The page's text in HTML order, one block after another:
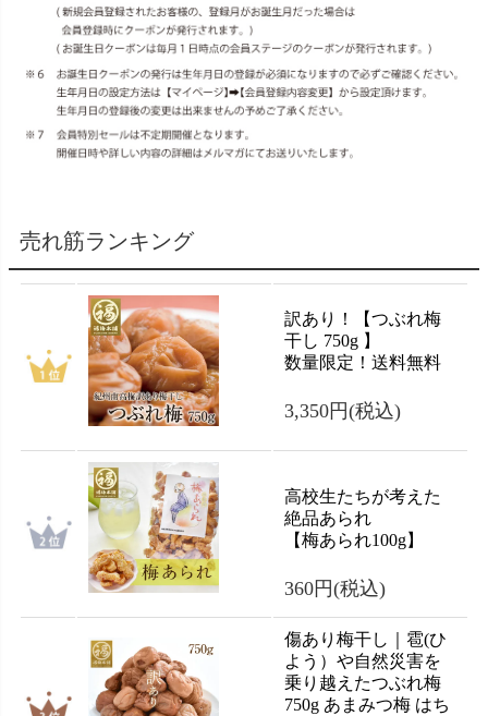
売れ筋ランキング
訳あり！【つぶれ梅
干し 750g 】
数量限定！送料無料
3,350円(税込)
高校生たちが考えた
絶品あられ
【梅あられ100g】
360円(税込)
傷あり梅干し｜雹(ひ
よう）や自然災害を
乗り越えたつぶれ梅
750g あまみつ梅 はち